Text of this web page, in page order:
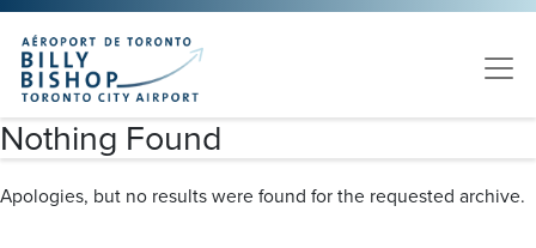
Veuillez
noter
Ce
site
Web
un
Skip to main content
Nothing Found
Apologies, but no results were found for the requested archive.